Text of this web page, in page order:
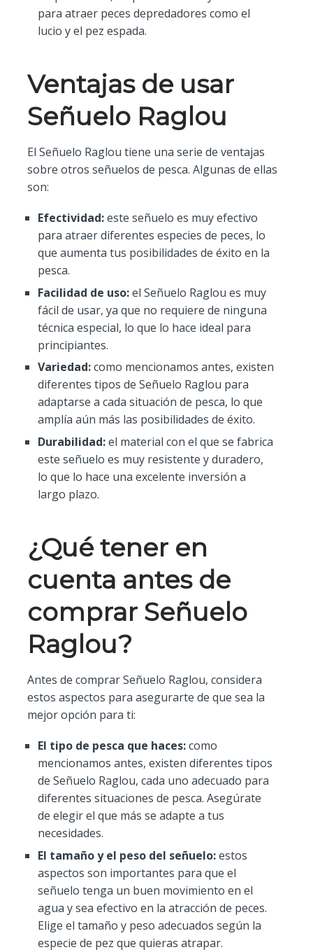
para atraer peces depredadores como el
lucio y el pez espada.
Ventajas de usar
Señuelo Raglou
El Señuelo Raglou tiene una serie de ventajas
sobre otros señuelos de pesca. Algunas de ellas
son:
Efectividad:este señuelo es muy efectivo
para atraer diferentes especies de peces, lo
que aumenta tus posibilidades de éxito en la
pesca.
Facilidad de uso:el Señuelo Raglou es muy
fácil de usar, ya que no requiere de ninguna
técnica especial, lo que lo hace ideal para
principiantes.
Variedad:como mencionamos antes, existen
diferentes tipos de Señuelo Raglou para
adaptarse a cada situación de pesca, lo que
amplía aún más las posibilidades de éxito.
Durabilidad:el material con el que se fabrica
este señuelo es muy resistente y duradero,
lo que lo hace una excelente inversión a
largo plazo.
¿Qué tener en
cuenta antes de
comprar Señuelo
Raglou?
Antes de comprar Señuelo Raglou, considera
estos aspectos para asegurarte de que sea la
mejor opción para ti:
El tipo de pesca que haces:como
mencionamos antes, existen diferentes tipos
de Señuelo Raglou, cada uno adecuado para
diferentes situaciones de pesca. Asegúrate
de elegir el que más se adapte a tus
necesidades.
El tamaño y el peso del señuelo:estos
aspectos son importantes para que el
señuelo tenga un buen movimiento en el
agua y sea efectivo en la atracción de peces.
Elige el tamaño y peso adecuados según la
especie de pez que quieras atrapar.